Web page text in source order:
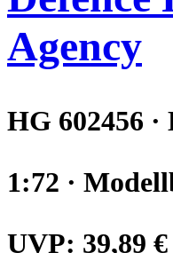
Agency
HG 602456 ·
1:72 ·
UVP: 39,89 €